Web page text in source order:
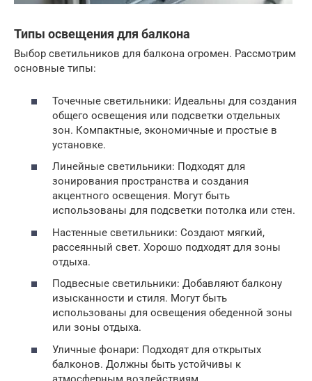
Типы освещения для балкона
Выбор светильников для балкона огромен. Рассмотрим
основные типы:
Точечные светильники: Идеальны для создания
общего освещения или подсветки отдельных
зон. Компактные, экономичные и простые в
установке.
Линейные светильники: Подходят для
зонирования пространства и создания
акцентного освещения. Могут быть
использованы для подсветки потолка или стен.
Настенные светильники: Создают мягкий,
рассеянный свет. Хорошо подходят для зоны
отдыха.
Подвесные светильники: Добавляют балкону
изысканности и стиля. Могут быть
использованы для освещения обеденной зоны
или зоны отдыха.
Уличные фонари: Подходят для открытых
балконов. Должны быть устойчивы к